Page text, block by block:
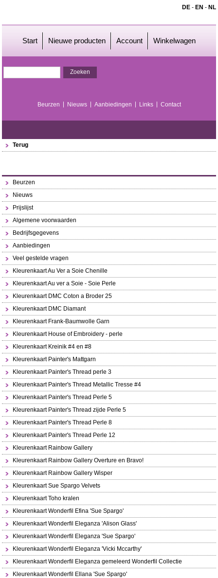
DE- EN - NL
Start Nieuwe producten Account Winkelwagen
Beurzen Nieuws Aanbiedingen Links Contact
Terug
Beurzen
Nieuws
Prijslijst
Algemene voorwaarden
Bedrijfsgegevens
Aanbiedingen
Veel gestelde vragen
Kleurenkaart Au Ver a Soie Chenille
Kleurenkaart Au ver a Soie - Soie Perle
Kleurenkaart DMC Coton a Broder 25
Kleurenkaart DMC Diamant
Kleurenkaart Frank-Baumwolle Garn
Kleurenkaart House of Embroidery - perle
Kleurenkaart Kreinik #4 en #8
Kleurenkaart Painter's Mattgarn
Kleurenkaart Painter's Thread perle 3
Kleurenkaart Painter's Thread Metallic Tresse #4
Kleurenkaart Painter's Thread Perle 5
Kleurenkaart Painter's Thread zijde Perle 5
Kleurenkaart Painter's Thread Perle 8
Kleurenkaart Painter's Thread Perle 12
Kleurenkaart Rainbow Gallery
Kleurenkaart Rainbow Gallery Overture en Bravo!
Kleurenkaart Rainbow Gallery Wisper
Kleurenkaart Sue Spargo Velvets
Kleurenkaart Toho kralen
Kleurenkaart Wonderfil Efina 'Sue Spargo'
Kleurenkaart Wonderfil Eleganza 'Alison Glass'
Kleurenkaart Wonderfil Eleganza 'Sue Spargo'
Kleurenkaart Wonderfil Eleganza 'Vicki Mccarthy'
Kleurenkaart Wonderfil Eleganza gemeleerd Wonderfil Collectie
Kleurenkaart Wonderfil Ellana 'Sue Spargo'